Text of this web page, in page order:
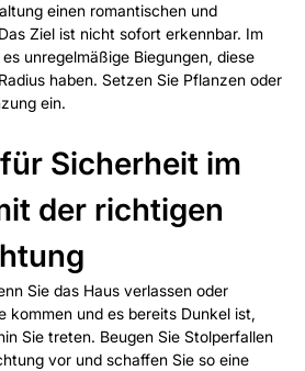
einen romantischen und
Ziel ist nicht sofort erkennbar. Im
unregelmäßige Biegungen, diese
haben. Setzen Sie Pflanzen oder
ein.
Sicherheit im
der richtigen
Sie das Haus verlassen oder
kommen und es bereits Dunkel ist,
Sie treten. Beugen Sie Stolperfallen
vor und schaffen Sie so eine